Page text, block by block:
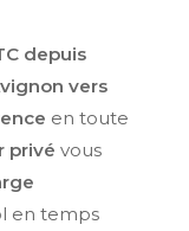
depuis
vers
en toute
privé vous
en temps